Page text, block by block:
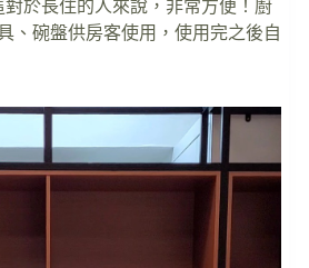
對於長住的人來說，非常方便！廚
、碗盤供房客使用，使用完之後自